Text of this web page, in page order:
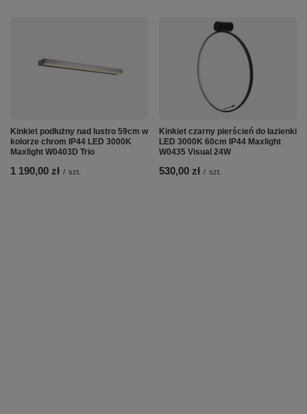
Kinkiet podłużny nad lustro 59cm w
kolorze chrom IP44 LED 3000K
Maxlight W0403D Trio
1 190,00 zł / szt.
Kinkiet czarny pierścień do łazienki
LED 3000K 60cm IP44 Maxlight
W0435 Visual 24W
530,00 zł / szt.